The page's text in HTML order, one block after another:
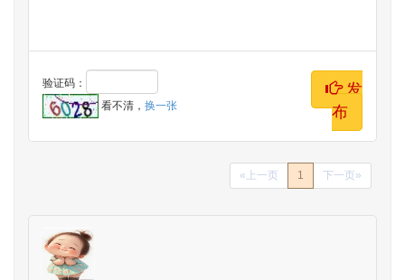
验证码：
看不清， 换一张
发
布
«上一页 1 下一页»